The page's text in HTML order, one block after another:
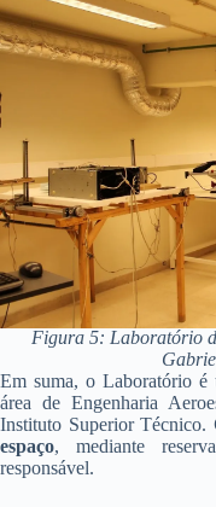
Figura 5: Laboratório
Em suma, o Laboratório é
área de Engenharia
Instituto Superior Técnico.
espaço, mediante
responsável.